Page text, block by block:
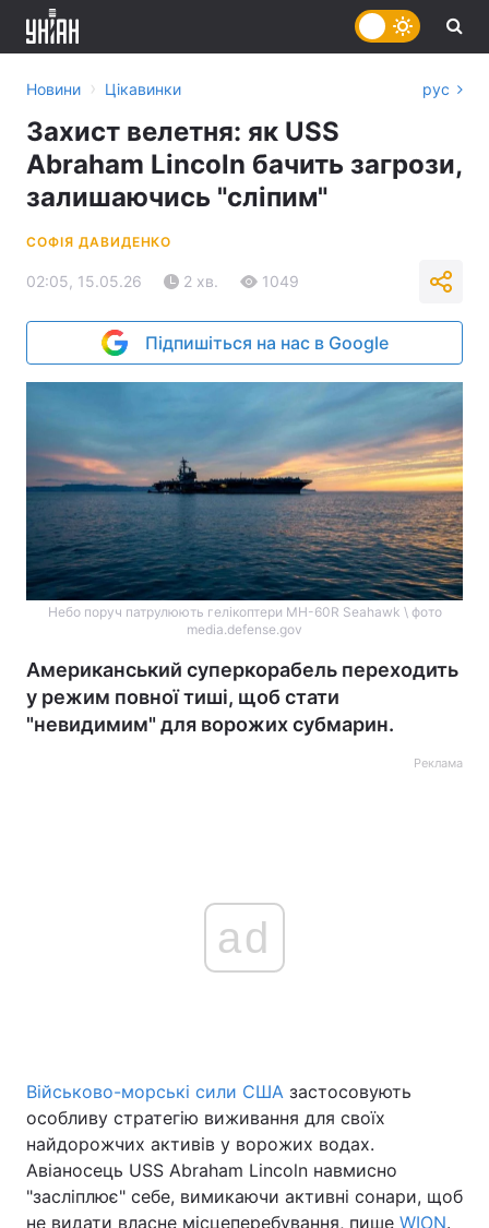
Україна Політика
Економіка Світ
Спорт Наука
Новини › Цікавинки рус
Захист велетня: як USS
Abraham Lincoln бачить загрози,
залишаючись "сліпим"
СОФІЯ ДАВИДЕНКО
02:05, 15.05.26 2 хв. 1049
Підпишіться на нас в Google
Небо поруч патрулюють гелікоптери MH-60R Seahawk \ фото
media.defense.gov
Американський суперкорабель переходить
у режим повної тиші, щоб стати
"невидимим" для ворожих субмарин.
Реклама
ad
Військово-морські сили США застосовують
особливу стратегію виживання для своїх
найдорожчих активів у ворожих водах.
Авіаносець USS Abraham Lincoln навмисно
"засліплює" себе, вимикаючи активні сонари, щоб
не видати власне місцеперебування, пише WION.